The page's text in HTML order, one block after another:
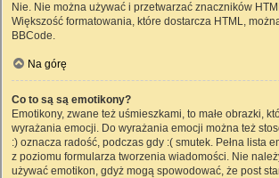
Nie. Nie można używać i przetwarzać znaczników
Większość formatowania, które dostarcza HTML,
BBCode.
Na górę
Co to są są emotikony?
Emotikony, zwane też uśmieszkami, to małe obrazki,
wyrażania emocji. Do wyrażania emocji można też
:) oznacza radość, podczas gdy :( smutek. Pełna lista
z poziomu formularza tworzenia wiadomości. Nie
używać emotikon, gdyż mogą spowodować, że post